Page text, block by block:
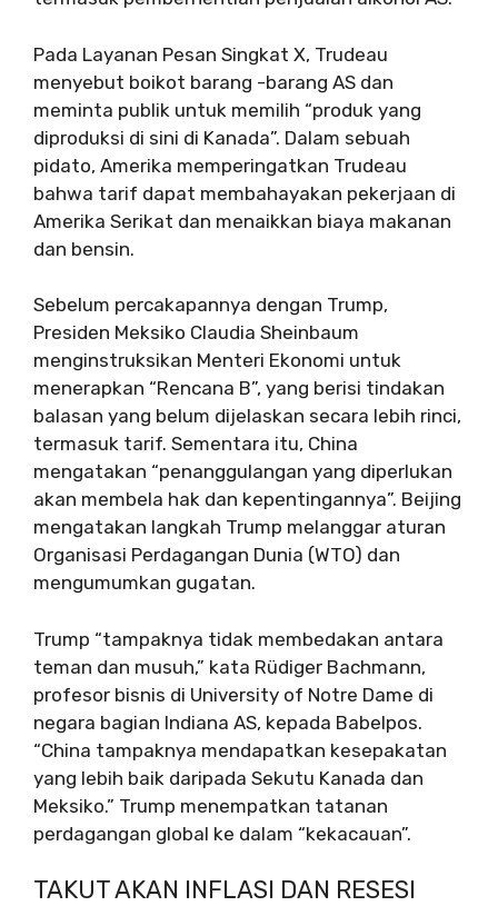
Pada Layanan Pesan Singkat X, Trudeau
menyebut boikot barang -barang AS dan
meminta publik untuk memilih “produk yang
diproduksi di sini di Kanada”. Dalam sebuah
pidato, Amerika memperingatkan Trudeau
bahwa tarif dapat membahayakan pekerjaan di
Amerika Serikat dan menaikkan biaya makanan
dan bensin.
Sebelum percakapannya dengan Trump,
Presiden Meksiko Claudia Sheinbaum
menginstruksikan Menteri Ekonomi untuk
menerapkan “Rencana B”, yang berisi tindakan
balasan yang belum dijelaskan secara lebih rinci,
termasuk tarif. Sementara itu, China
mengatakan “penanggulangan yang diperlukan
akan membela hak dan kepentingannya”. Beijing
mengatakan langkah Trump melanggar aturan
Organisasi Perdagangan Dunia (WTO) dan
mengumumkan gugatan.
Trump “tampaknya tidak membedakan antara
teman dan musuh,” kata Rüdiger Bachmann,
profesor bisnis di University of Notre Dame di
negara bagian Indiana AS, kepada Babelpos.
“China tampaknya mendapatkan kesepakatan
yang lebih baik daripada Sekutu Kanada dan
Meksiko.” Trump menempatkan tatanan
perdagangan global ke dalam “kekacauan”.
TAKUT AKAN INFLASI DAN RESESI